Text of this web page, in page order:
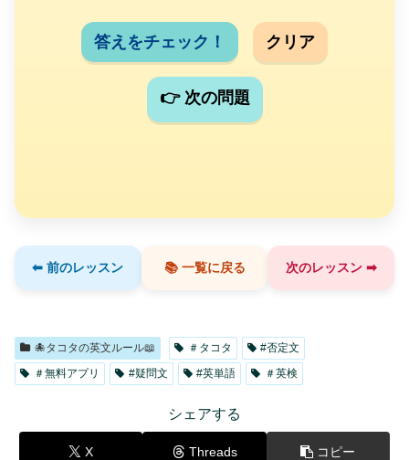
答えをチェック！ クリア
👉 次の問題
⬅ 前のレッスン 📚 一覧に戻る 次のレッスン ➡
🐙タコタの英文ルール📖 ＃タコタ
#否定文
＃無料アプリ
#疑問文 #英単語 ＃英検
シェアする
X Threads コピー